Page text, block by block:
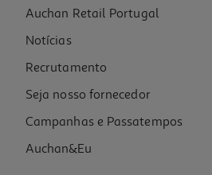
Capa E-Book Kobo Libra Spcover 7" Preto
39.99 €/un
39,99 €
Auchan Retail Portugal
Notícias
Recrutamento
Seja nosso fornecedor
Campanhas e Passatempos
Auchan&Eu